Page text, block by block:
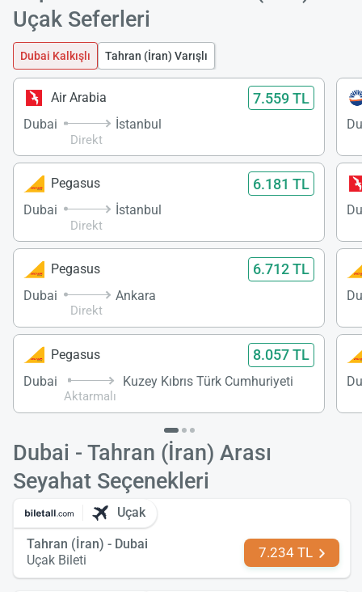
Uçak Seferleri
Dubai Kalkışlı Tahran (İran) Varışlı
Air Arabia 7.559 TL
Dubai
Direkt
İstanbul
Pegasus 6.181 TL
Dubai
Direkt
İstanbul
Pegasus 6.712 TL
Dubai
Direkt
Ankara
Pegasus 8.057 TL
Dubai
Aktarmalı
Kuzey Kıbrıs Türk Cumhuriyeti
Dubai - Tahran (İran) Arası
Seyahat Seçenekleri
Uçak
Tahran (İran) - Dubai
Uçak Bileti
7.234 TL